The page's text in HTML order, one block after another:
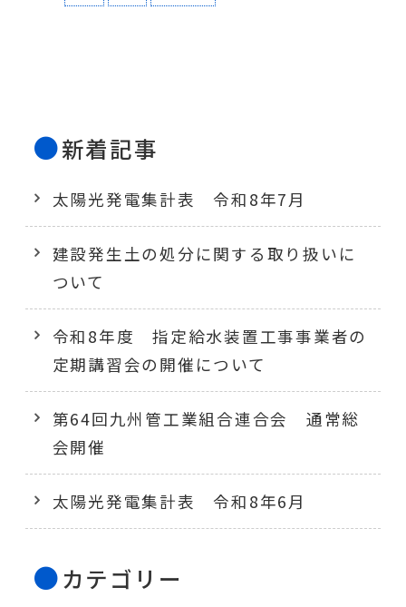
新着記事
太陽光発電集計表 令和8年7月
建設発生土の処分に関する取り扱いに
ついて
令和8年度 指定給水装置工事事業者の
定期講習会の開催について
第64回九州管工業組合連合会 通常総
会開催
太陽光発電集計表 令和8年6月
カテゴリー